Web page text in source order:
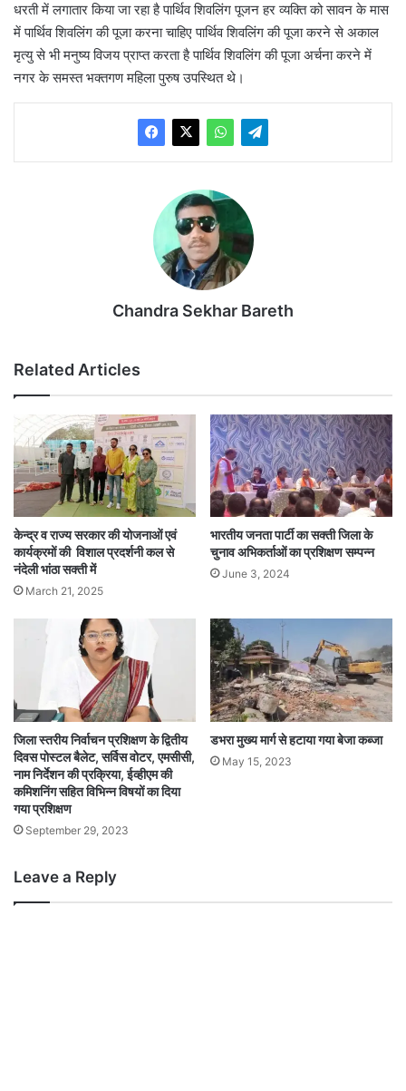
धरती में लगातार किया जा रहा है पार्थिव शिवलिंग पूजन हर व्यक्ति को सावन के मास
में पार्थिव शिवलिंग की पूजा करना चाहिए पार्थिव शिवलिंग की पूजा करने से अकाल
मृत्यु से भी मनुष्य विजय प्राप्त करता है पार्थिव शिवलिंग की पूजा अर्चना करने में
नगर के समस्त भक्तगण महिला पुरुष उपस्थित थे।
Chandra Sekhar Bareth
Related Articles
केन्द्र व राज्य सरकार की योजनाओं एवं
कार्यक्रमों की विशाल प्रदर्शनी कल से
नंदेली भांठा सक्ती में
March 21, 2025
भारतीय जनता पार्टी का सक्ती जिला के
चुनाव अभिकर्ताओं का प्रशिक्षण सम्पन्न
June 3, 2024
जिला स्तरीय निर्वाचन प्रशिक्षण के द्वितीय
दिवस पोस्टल बैलेट, सर्विस वोटर, एमसीसी,
नाम निर्देशन की प्रक्रिया, ईव्हीएम की
कमिशनिंग सहित विभिन्न विषयों का दिया
गया प्रशिक्षण
September 29, 2023
डभरा मुख्य मार्ग से हटाया गया बेजा कब्जा
May 15, 2023
Leave a Reply